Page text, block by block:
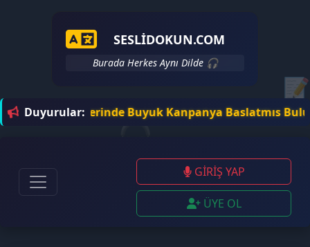
🎧
📝
SESLIDOKUN.COM
Burada Herkes Aynı Dilde 🎧
Duyurular:
Sohbet Sitelerinde Buyuk Kanpanya Baslatmıs
GİRİŞ YAP
ÜYE OL